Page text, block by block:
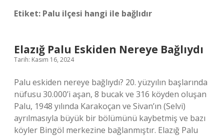
Etiket: Palu ilçesi hangi ile bağlıdır
Elazığ Palu Eskiden Nereye Bağlıydı
Tarih: Kasım 16, 2024
Palu eskiden nereye bağlıydı? 20. yüzyılın başlarında
nüfusu 30.000’i aşan, 8 bucak ve 316 köyden oluşan
Palu, 1948 yılında Karakoçan ve Sivan’ın (Selvi)
ayrılmasıyla büyük bir bölümünü kaybetmiş ve bazı
köyler Bingöl merkezine bağlanmıştır. Elazığ Palu